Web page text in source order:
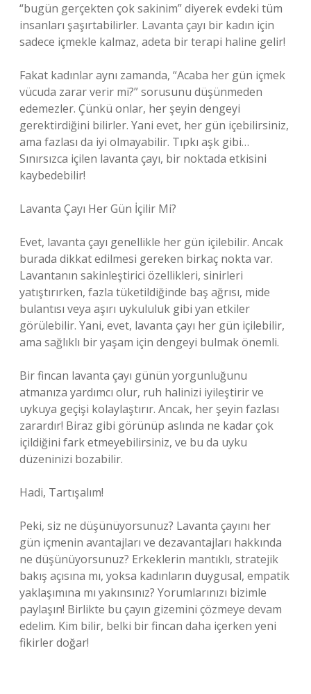
“bugün gerçekten çok sakinim” diyerek evdeki tüm
insanları şaşırtabilirler. Lavanta çayı bir kadın için
sadece içmekle kalmaz, adeta bir terapi haline gelir!
Fakat kadınlar aynı zamanda, “Acaba her gün içmek
vücuda zarar verir mi?” sorusunu düşünmeden
edemezler. Çünkü onlar, her şeyin dengeyi
gerektirdiğini bilirler. Yani evet, her gün içebilirsiniz,
ama fazlası da iyi olmayabilir. Tıpkı aşk gibi…
Sınırsızca içilen lavanta çayı, bir noktada etkisini
kaybedebilir!
Lavanta Çayı Her Gün İçilir Mi?
Evet, lavanta çayı genellikle her gün içilebilir. Ancak
burada dikkat edilmesi gereken birkaç nokta var.
Lavantanın sakinleştirici özellikleri, sinirleri
yatıştırırken, fazla tüketildiğinde baş ağrısı, mide
bulantısı veya aşırı uykululuk gibi yan etkiler
görülebilir. Yani, evet, lavanta çayı her gün içilebilir,
ama sağlıklı bir yaşam için dengeyi bulmak önemli.
Bir fincan lavanta çayı günün yorgunluğunu
atmanıza yardımcı olur, ruh halinizi iyileştirir ve
uykuya geçişi kolaylaştırır. Ancak, her şeyin fazlası
zarardır! Biraz gibi görünüp aslında ne kadar çok
içildiğini fark etmeyebilirsiniz, ve bu da uyku
düzeninizi bozabilir.
Hadi, Tartışalım!
Peki, siz ne düşünüyorsunuz? Lavanta çayını her
gün içmenin avantajları ve dezavantajları hakkında
ne düşünüyorsunuz? Erkeklerin mantıklı, stratejik
bakış açısına mı, yoksa kadınların duygusal, empatik
yaklaşımına mı yakınsınız? Yorumlarınızı bizimle
paylaşın! Birlikte bu çayın gizemini çözmeye devam
edelim. Kim bilir, belki bir fincan daha içerken yeni
fikirler doğar!